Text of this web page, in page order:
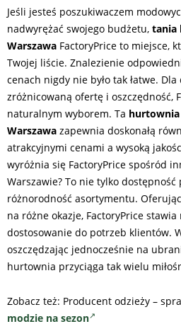
Jeśli jesteś poszukiwaczem
nadwyrężać swojego budżetu, tania
Warszawa FactoryPrice to miejsce,
Twojej liście. Znalezienie
cenach nigdy nie było tak łatwe.
zróżnicowaną ofertę i oszczędność,
naturalnym wyborem. Ta
Warszawa zapewnia doskonałą
atrakcyjnymi cenami a wysoką
wyróżnia się FactoryPrice spośród
Warszawie? To nie tylko
różnorodność asortymentu. Oferując
na różne okazje, FactoryPrice
dostosowanie do potrzeb klientów.
oszczędzając jednocześnie na
hurtownia przyciąga tak wielu
Zobacz też: Producent odzieży –
modzie na sezon